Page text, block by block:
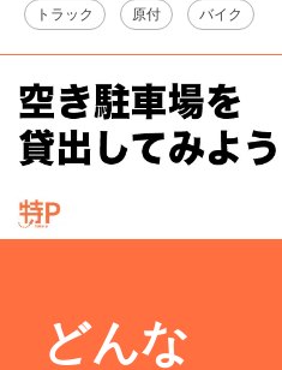
トラック 原付 バイク
どんな